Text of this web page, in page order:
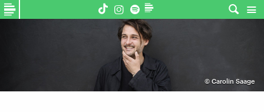
© Carolin Saage